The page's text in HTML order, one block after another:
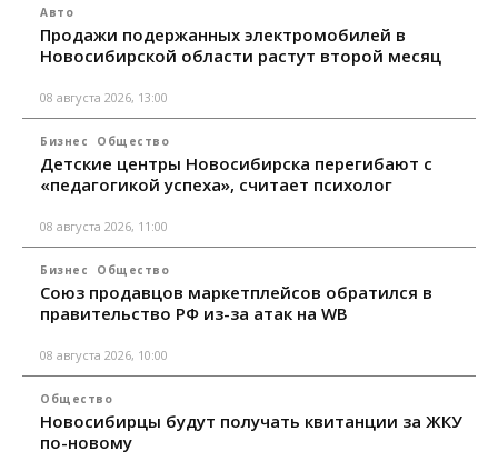
Авто
Продажи подержанных электромобилей в
Новосибирской области растут второй месяц
08 августа 2026, 13:00
Бизнес Общество
Детские центры Новосибирска перегибают с
«педагогикой успеха», считает психолог
08 августа 2026, 11:00
Бизнес Общество
Союз продавцов маркетплейсов обратился в
правительство РФ из-за атак на WB
08 августа 2026, 10:00
Общество
Новосибирцы будут получать квитанции за ЖКУ
по-новому